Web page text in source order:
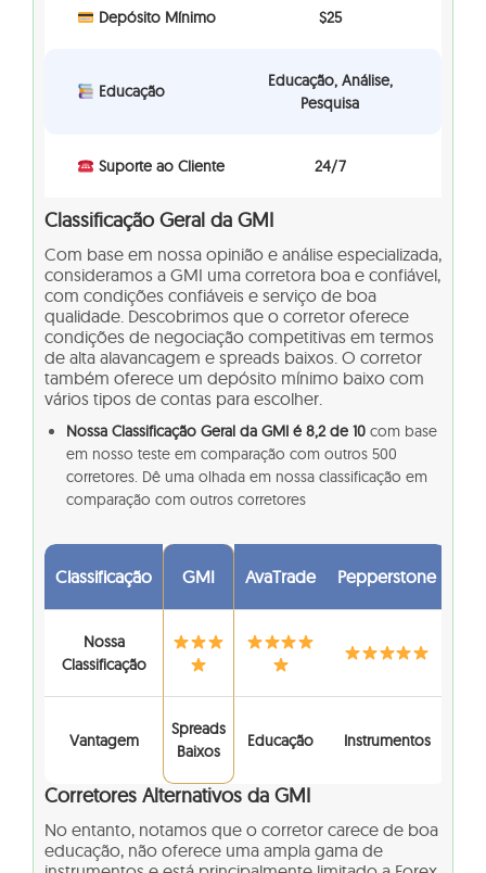
Depósito Mínimo $25
Educação
Educação, Análise,
Pesquisa
Suporte ao Cliente 24/7
Classificação Geral da GMI
Com base em nossa opinião e análise especializada,
consideramos a GMI uma corretora boa e confiável,
com condições confiáveis e serviço de boa
qualidade. Descobrimos que o corretor oferece
condições de negociação competitivas em termos
de alta alavancagem e spreads baixos. O corretor
também oferece um depósito mínimo baixo com
vários tipos de contas para escolher.
Nossa Classificação Geral da GMI é 8,2 de 10 com base
em nosso teste em comparação com outros 500
corretores. Dê uma olhada em nossa classificação em
comparação com outros corretores
Classificação GMI AvaTrade Pepperstone
Nossa
Classificação
Vantagem
Spreads
Baixos
Educação Instrumentos
Corretores Alternativos da GMI
No entanto, notamos que o corretor carece de boa
educação, não oferece uma ampla gama de